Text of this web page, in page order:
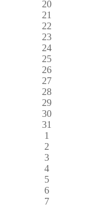
20
21
22
23
24
25
26
27
28
29
30
31
1
2
3
4
5
6
7